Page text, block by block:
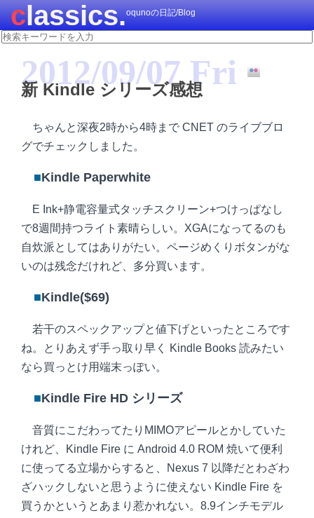
classics.oqunoの日記/Blog
2012/09/07 Fri
新 Kindle シリーズ感想
ちゃんと深夜2時から4時まで CNET のライブブロ
グでチェックしました。
■Kindle Paperwhite
E Ink+静電容量式タッチスクリーン+つけっぱなし
で8週間持つライト素晴らしい。XGAになってるのも
自炊派としてはありがたい。ページめくりボタンがな
いのは残念だけれど、多分買います。
■Kindle($69)
若干のスペックアップと値下げといったところです
ね。とりあえず手っ取り早く Kindle Books 読みたい
なら買っとけ用端末っぽい。
■Kindle Fire HD シリーズ
音質にこだわってたりMIMOアピールとかしていた
けれど、Kindle Fire に Android 4.0 ROM 焼いて便利
に使ってる立場からすると、Nexus 7 以降だとわざわ
ざハックしないと思うように使えない Kindle Fire を
買うかというとあまり惹かれない。8.9インチモデル